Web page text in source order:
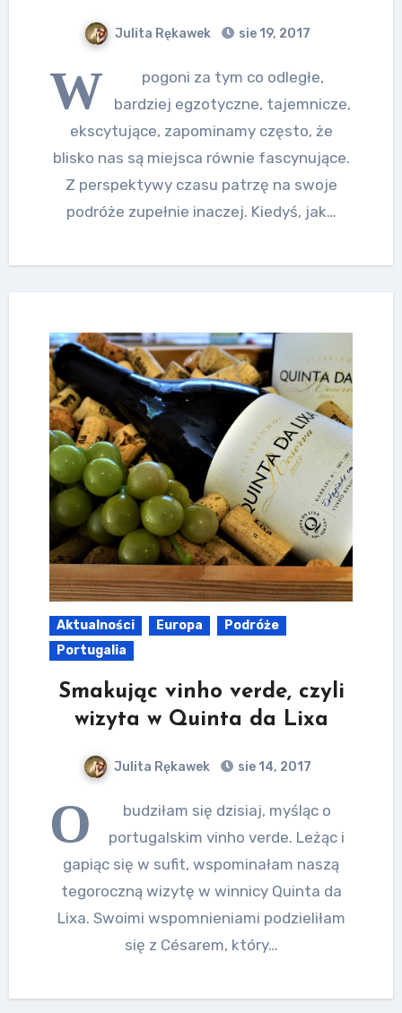
Julita Rękawek sie 19, 2017
W
pogoni za tym co odległe,
bardziej egzotyczne, tajemnicze,
ekscytujące, zapominamy często, że
blisko nas są miejsca równie fascynujące.
Z perspektywy czasu patrzę na swoje
podróże zupełnie inaczej. Kiedyś, jak…
Aktualności Europa
Podróże
Portugalia
Smakując vinho verde, czyli
wizyta w Quinta da Lixa
Julita Rękawek sie 14, 2017
O
budziłam się dzisiaj, myśląc o
portugalskim vinho verde. Leżąc i
gapiąc się w sufit, wspominałam naszą
tegoroczną wizytę w winnicy Quinta da
Lixa. Swoimi wspomnieniami podzieliłam
się z Césarem, który…